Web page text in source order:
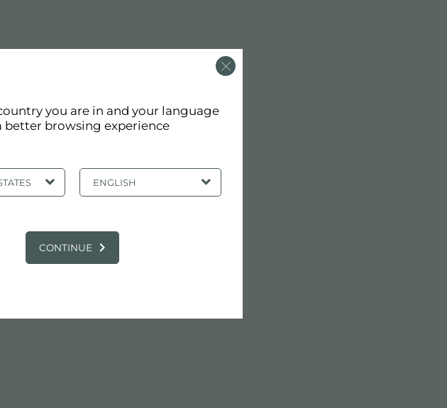
pdf
you are in and your language
better browsing experience
ENGLISH
CONTINUE